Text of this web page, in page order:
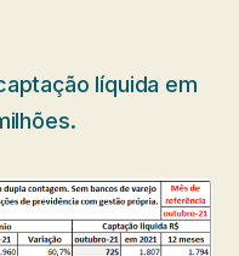
líquida em